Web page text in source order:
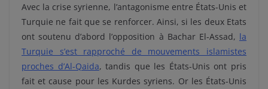
Avec la crise syrienne, l’antagonisme entre États-Unis et
Turquie ne fait que se renforcer. Ainsi, si les deux Etats
ont soutenu d’abord l’opposition à Bachar El-Assad, la
Turquie s’est rapproché de mouvements islamistes
proches d’Al-Qaida, tandis que les États-Unis ont pris
fait et cause pour les Kurdes syriens. Or les États-Unis